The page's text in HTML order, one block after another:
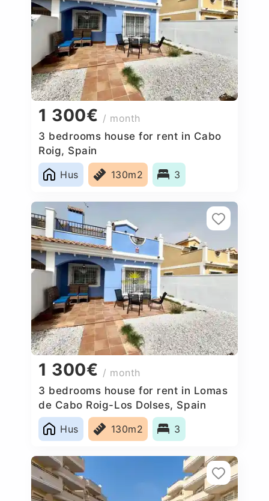
1 300€ / month
3 bedrooms house for rent in Cabo
Roig, Spain
Hus
130m2 3
1 300€ / month
3 bedrooms house for rent in Lomas
de Cabo Roig-Los Dolses, Spain
Hus
130m2 3